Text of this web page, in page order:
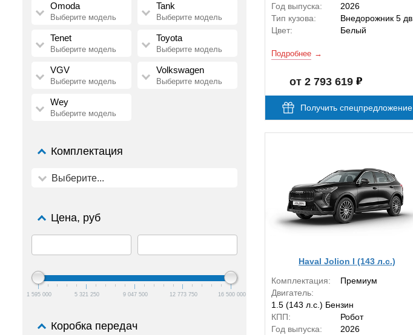
Omoda
Выберите модель
Tank
Выберите модель
Tenet
Выберите модель
Toyota
Выберите модель
VGV
Выберите модель
Volkswagen
Выберите модель
Wey
Выберите модель
Комплектация
Выберите...
Цена, руб
1 595 000 5 321 250 9 047 500 12 773 750 16 500 000
Коробка передач
Год выпуска:
2026
Тип кузова:
Внедорожник 5 дв.
Цвет:
Белый
Подробнее
от 2 793 619
Получить спецпредложение
Haval Jolion I (143 л.с.)
Комплектация:
Премиум
Двигатель:
1.5 (143 л.с.) Бензин
КПП:
Робот
Год выпуска:
2026